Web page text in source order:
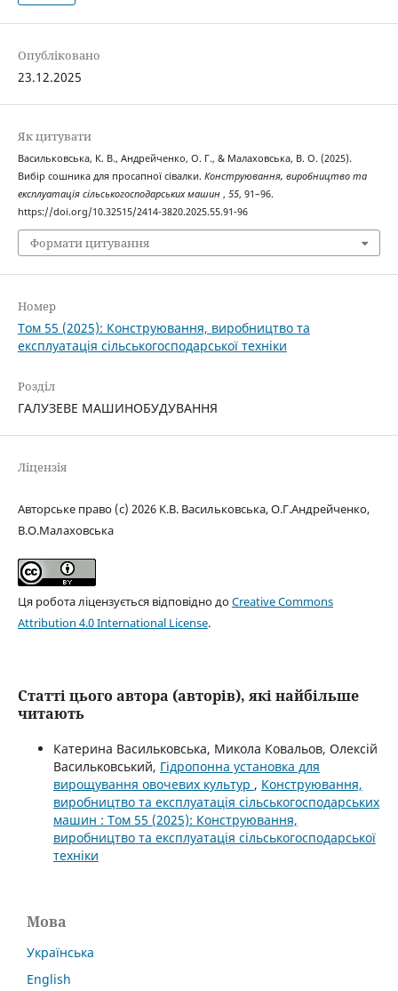
Опубліковано
23.12.2025
Як цитувати
Васильковська, К. В., Андрейченко, О. Г., & Малаховська, В. О. (2025).
Вибір сошника для просапної сівалки. Конструювання, виробництво та
експлуатація сільськогосподарських машин , 55, 91–96.
https://doi.org/10.32515/2414-3820.2025.55.91-96
Формати цитування
Номер
Том 55 (2025): Конструювання, виробництво та
експлуатація сільськогосподарської техніки
Розділ
ГАЛУЗЕВЕ МАШИНОБУДУВАННЯ
Ліцензія
Авторське право (c) 2026 К.В. Васильковська, О.Г.Андрейченко,
В.О.Малаховська
Ця робота ліцензується відповідно доCreative Commons
Attribution 4.0 International License.
Статті цього автора (авторів), які найбільше
читають
Катерина Васильковська, Микола Ковальов, Олексій
Васильковський, Гідропонна установка для
вирощування овочевих культур , Конструювання,
виробництво та експлуатація сільськогосподарських
машин : Том 55 (2025): Конструювання,
виробництво та експлуатація сільськогосподарської
техніки
Мова
Українська
English